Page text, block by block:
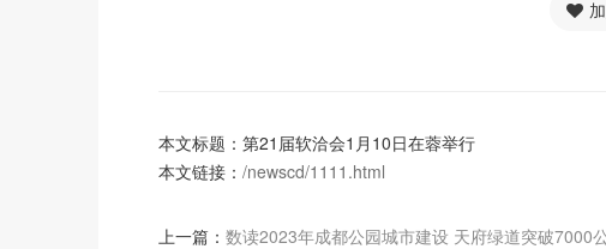
本文标题：第21届软洽会1月10日在蓉举行
本文链接： /newscd/1111.html
上一篇： 数读2023年成都公园城市建设 天府绿道突破7000